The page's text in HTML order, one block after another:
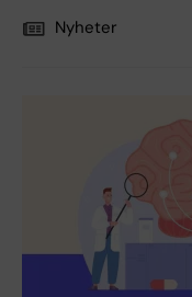
Nyheter